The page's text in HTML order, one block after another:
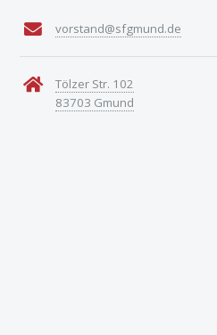
vorstand@sfgmund.de
Tölzer Str. 102
83703 Gmund